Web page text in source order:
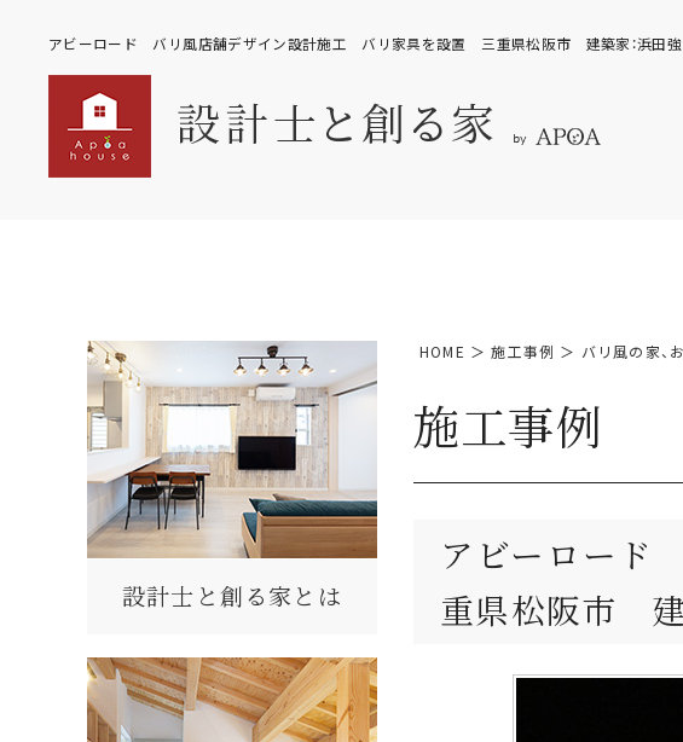
アビーロード バリ風店舗デザイン設計施工 バリ家具を設置 三重県松阪市 建築家：浜田強
設計士と創る家とは
HOME ＞施工事例 ＞ バリ風の家、
施工事例
アビーロー
重県松阪市 建